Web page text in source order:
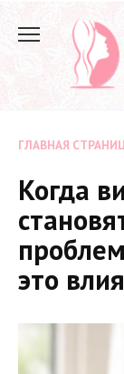
содержанию
ГЛАВНАЯ
Когда
это